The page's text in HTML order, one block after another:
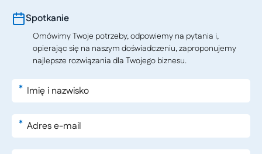
Spotkanie
Omówimy Twoje potrzeby, odpowiemy na pytania i,
opierając się na naszym doświadczeniu, zaproponujemy
najlepsze rozwiązania dla Twojego biznesu.
*
*